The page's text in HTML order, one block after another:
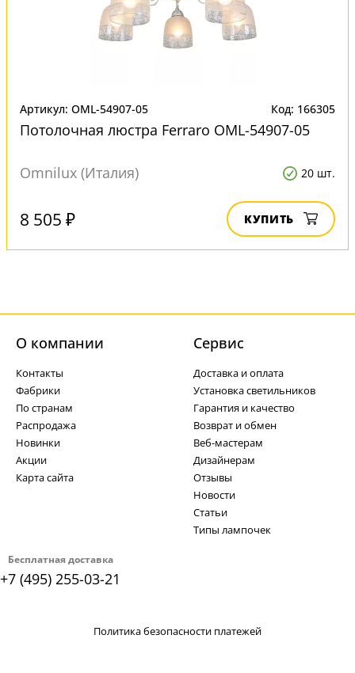
Артикул: OML-54907-05 Код: 166305
Потолочная люстра Ferraro OML-54907-05
Omnilux (Италия) 20 шт.
8 505 ₽ КУПИТЬ
Бесплатная доставка
+7 (495) 255-03-21
О компании
Контакты
Фабрики
По странам
Распродажа
Новинки
Акции
Карта сайта
Cервис
Доставка и оплата
Установка светильников
Гарантия и качество
Возврат и обмен
Веб-мастерам
Дизайнерам
Отзывы
Новости
Статьи
Типы лампочек
Политика безопасности платежей